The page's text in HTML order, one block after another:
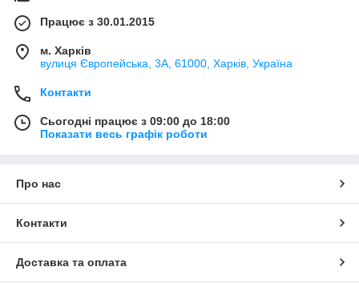
Працює з 30.01.2015
м. Харків
вулиця Європейська, 3А, 61000, Харків, Україна
Контакти
Сьогодні працює з 09:00 до 18:00
Показати весь графік роботи
Про нас
Контакти
Доставка та оплата